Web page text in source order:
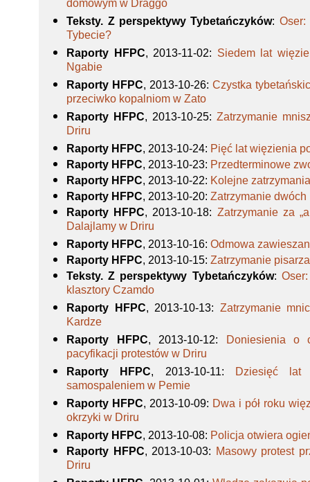
domowym w Draggo
Teksty. Z perspektywy Tybetańczyków:
Tybecie?
Raporty HFPC, 2013-11-02: Siedem lat
Ngabie
Raporty HFPC, 2013-10-26: Czystka
przeciwko kopalniom w Zato
Raporty HFPC, 2013-10-25: Zatrzymanie
Driru
Raporty HFPC, 2013-10-24: Pięć lat więzienia
Raporty HFPC, 2013-10-23: Przedterminowe
Raporty HFPC, 2013-10-22: Kolejne
Raporty HFPC, 2013-10-20:Zatrzymanie
Raporty HFPC, 2013-10-18: Zatrzymanie za
Dalajlamy w Driru
Raporty HFPC, 2013-10-16:Odmowa
Raporty HFPC, 2013-10-15:Zatrzymanie
Teksty. Z perspektywy Tybetańczyków:
klasztory Czamdo
Raporty HFPC, 2013-10-13: Zatrzymanie
Kardze
Raporty HFPC, 2013-10-12: Doniesienia o
pacyfikacji protestów w Driru
Raporty HFPC, 2013-10-11: Dziesięć
samospaleniem w Pemie
Raporty HFPC, 2013-10-09: Dwa i pół roku
okrzyki w Driru
Raporty HFPC, 2013-10-08: Policja otwiera
Raporty HFPC, 2013-10-03: Masowy protest
Driru